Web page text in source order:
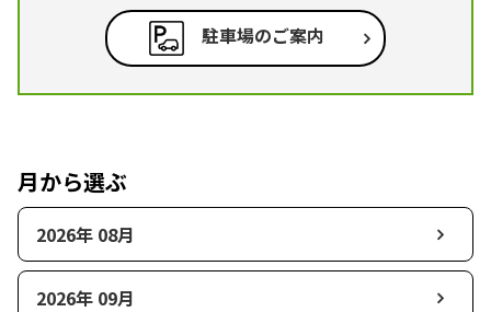
駐車場のご案内
月から選ぶ
2026年 08月
2026年 09月